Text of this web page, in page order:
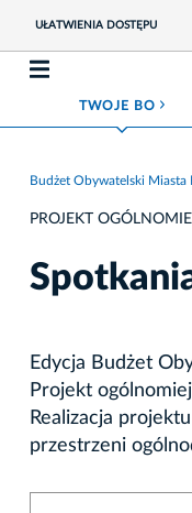
UŁATWIENIA DOSTĘPU
TWOJE BO ROZWIŃ MENU
Budżet Obywatelski
PROJEKT
Edycja Budżet
Projekt
Realizacja
przestrzeni